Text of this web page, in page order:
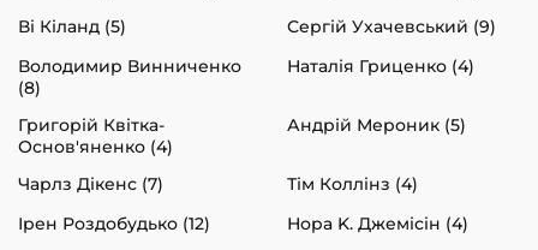
Ві Кіланд (5)
Сергій Ухачевський (9)
Володимир Винниченко
(8)
Наталія Гриценко (4)
Григорій Квітка-
Основ'яненко (4)
Андрій Мероник (5)
Чарлз Дікенс (7)
Тім Коллінз (4)
Ірен Роздобудько (12)
Нора K. Джемісін (4)